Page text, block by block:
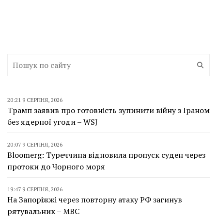
20:21 9 СЕРПНЯ, 2026
Трамп заявив про готовність зупинити війну з Іраном
без ядерної угоди – WSJ
20:07 9 СЕРПНЯ, 2026
Bloomerg: Туреччина відновила пропуск суден через
протоки до Чорного моря
19:47 9 СЕРПНЯ, 2026
На Запоріжжі через повторну атаку РФ загинув
рятувальник – МВС